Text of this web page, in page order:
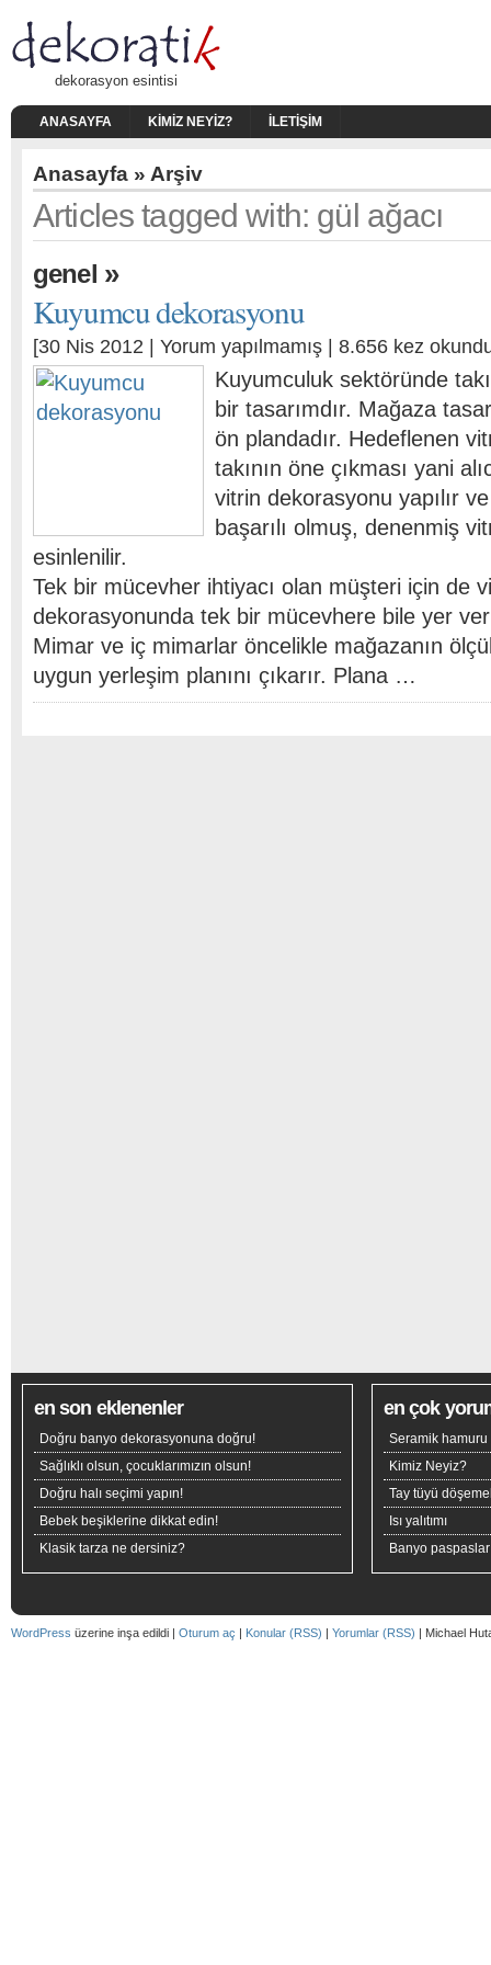
dekorasyon esintisi
ANASAYFA KIMIZ NEYIZ? İLETIŞIM
Anasayfa » Arşiv
Articles tagged with: gül ağacı
genel »
Kuyumcu dekorasyonu
[30 Nis 2012 | Yorum yapılmamış | 8.656 kez
Kuyumculuk sektöründe
bir tasarımdır. Mağaza
ön plandadır. Hedeflenen
takının öne çıkması yani
vitrin dekorasyonu yapılır
başarılı olmuş, denenmiş
esinlenilir.
Tek bir mücevher ihtiyacı olan müşteri için de
dekorasyonunda tek bir mücevhere bile yer
Mimar ve iç mimarlar öncelikle mağazanın
uygun yerleşim planını çıkarır. Plana …
en son eklenenler
Doğru banyo dekorasyonuna doğru!
Sağlıklı olsun, çocuklarımızın olsun!
Doğru halı seçimi yapın!
Bebek beşiklerine dikkat edin!
Klasik tarza ne dersiniz?
en çok
Seramik hamuru
Kimiz Neyiz?
Tay tüyü
Isı yalıtımı
Banyo
WordPress üzerine inşa edildi | Oturum aç | Konular (RSS) | Yorumlar (RSS) | Michael